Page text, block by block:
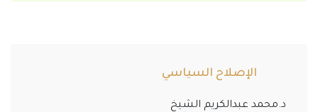
الإصلاح السياسي
د.محمد عبدالكريم الشيخ